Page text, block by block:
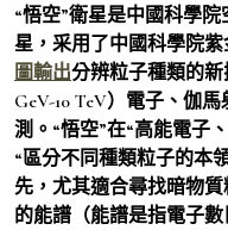
“悟空”衛星是中國科學院
星，采用了中國科學院
圖輸出分辨粒子種類的
GeV-10 TeV）電子、伽
測。“悟空”在“高能電子
“區分不同種類粒子的本
先，尤其適合尋找暗物
的能譜（能譜是指電子